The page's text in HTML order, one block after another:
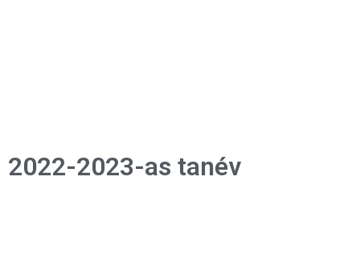
2022-2023-as tanév